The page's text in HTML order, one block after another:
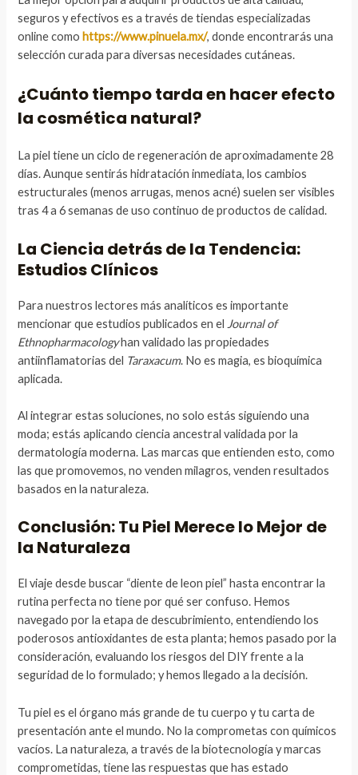
seguros y efectivos es a través de tiendas especializadas
online comohttps://www.pinuela.mx/, donde encontrarás una
selección curada para diversas necesidades cutáneas.
¿Cuánto tiempo tarda en hacer efecto
la cosmética natural?
La piel tiene un ciclo de regeneración de aproximadamente 28
días. Aunque sentirás hidratación inmediata, los cambios
estructurales (menos arrugas, menos acné) suelen ser visibles
tras 4 a 6 semanas de uso continuo de productos de calidad.
La Ciencia detrás de la Tendencia:
Estudios Clínicos
Para nuestros lectores más analíticos es importante
mencionar que estudios publicados en el Journal of
Ethnopharmacologyhan validado las propiedades
antiinflamatorias del Taraxacum. No es magia, es bioquímica
aplicada.
Al integrar estas soluciones, no solo estás siguiendo una
moda; estás aplicando ciencia ancestral validada por la
dermatología moderna. Las marcas que entienden esto, como
las que promovemos, no venden milagros, venden resultados
basados en la naturaleza.
Conclusión: Tu Piel Merece lo Mejor de
la Naturaleza
El viaje desde buscar “diente de leon piel” hasta encontrar la
rutina perfecta no tiene por qué ser confuso. Hemos
navegado por la etapa de descubrimiento, entendiendo los
poderosos antioxidantes de esta planta; hemos pasado por la
consideración, evaluando los riesgos del DIY frente a la
seguridad de lo formulado; y hemos llegado a la decisión.
Tu piel es el órgano más grande de tu cuerpo y tu carta de
presentación ante el mundo. No la comprometas con químicos
vacíos. La naturaleza, a través de la biotecnología y marcas
comprometidas, tiene las respuestas que has estado